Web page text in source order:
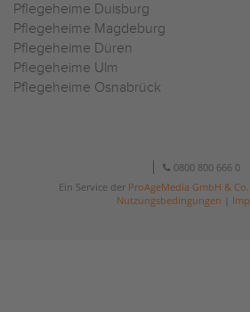
Pflegeheime Duisburg
Pflegeheime Magdeburg
Pflegeheime Düren
Pflegeheime Ulm
Pflegeheime Osnabrück
0800 800 666 0
Ein Service der ProAgeMedia GmbH & Co.
Nutzungsbedingungen